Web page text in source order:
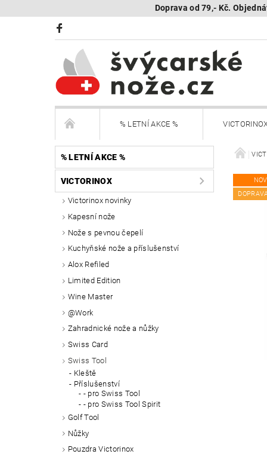
Doprava od 79,- Kč.
% LETNÍ AKCE %
BÖKER Limited BÖKER - sestav si nůž
KAMBUKKA - termohrnky, lahve, termonádoby
Další nože
SEGWAY NAVIMOW - robotické sekačky
% LETNÍ AKCE %
VICTORINOX
Victorinox novinky
Kapesní nože
Nože s pevnou čepelí
Kuchyňské nože a příslušenství
Alox Refiled
Limited Edition
Wine Master
@Work
Zahradnické nože a nůžky
Swiss Card
Swiss Tool
Kleště
Příslušenství
- pro Swiss Tool
- pro Swiss Tool Spirit
Golf Tool
Nůžky
Pouzdra Victorinox